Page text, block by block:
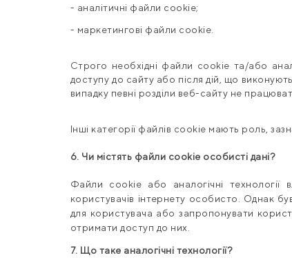
- аналітичні файли cookie;
- маркетингові файли cookie.
Строго необхідні файли cookie та/або
доступу до сайту або після дій, що
випадку певні розділи веб-сайту не
Інші категорії файлів cookie мають роль,
6. Чи містять файли cookie особисті дані?
Файли cookie або аналогічні технології
користувачів інтернету особисто. Однак
для користувача або запропонувати
отримати доступ до них.
7. Що таке аналогічні технології?